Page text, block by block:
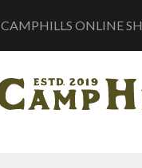
CAMPHILLS ONLINE